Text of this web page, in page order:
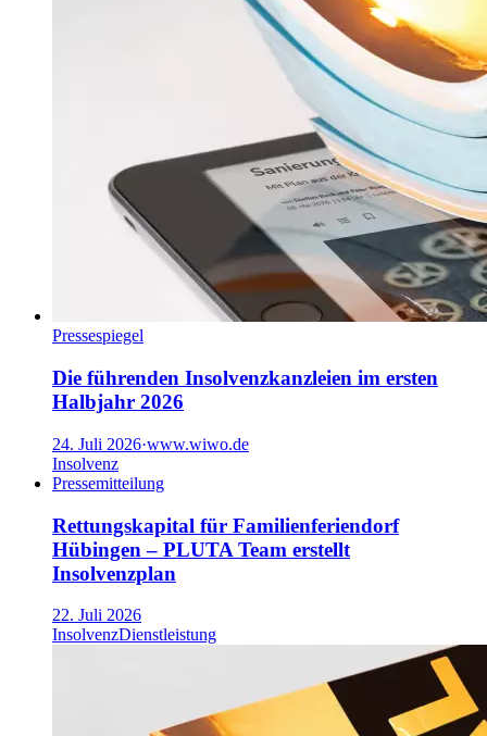
Pressespiegel
Die führenden Insolvenzkanzleien im ersten
Halbjahr 2026
24. Juli 2026·www.wiwo.de
Insolvenz
Pressemitteilung
Rettungskapital für Familienferiendorf
Hübingen – PLUTA Team erstellt
Insolvenzplan
22. Juli 2026
InsolvenzDienstleistung